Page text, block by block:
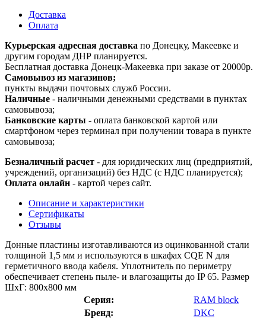
Доставка
Оплата
Курьерская адресная доставка по Донецку, Макеевке и
другим городам ДНР планируется.
Бесплатная доставка Донецк-Макеевка при заказе от 20000р.
Самовывоз из магазинов;
пункты выдачи почтовых служб России.
Наличные - наличными денежными средствами в пунктах
самовывоза;
Банковские карты - оплата банковской картой или
смартфоном через терминал при получении товара в пункте
самовывоза;
Безналичный расчет - для юридических лиц (предприятий,
учреждений, организаций) без НДС (с НДС планируется);
Оплата онлайн - картой через сайт.
Описание и характеристики
Сертификаты
Отзывы
Донные пластины изготавливаются из оцинкованной стали
толщиной 1,5 мм и используются в шкафах CQE N для
герметичного ввода кабеля. Уплотнитель по периметру
обеспечивает степень пыле- и влагозащиты до IP 65. Размер
ШхГ: 800х800 мм
Серия:
RAM block
Бренд:
DKC